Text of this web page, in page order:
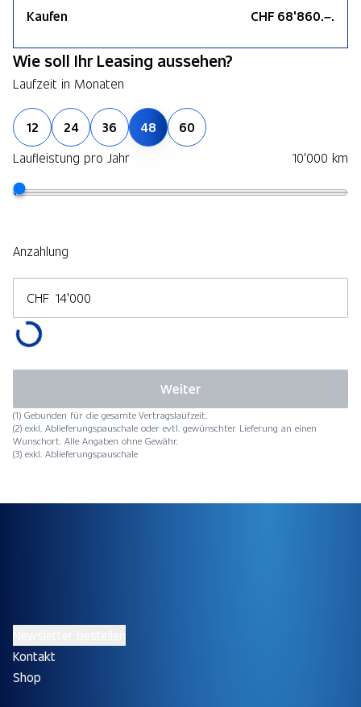
Kaufen CHF 68'860.–.
Wie soll Ihr Leasing aussehen?
Laufzeit in Monaten
12 24 36 48
60
Laufleistung pro Jahr
10'000 km
Anzahlung
CHF
(1) Gebunden für die gesamte Vertragslaufzeit.
(2) exkl. Ablieferungspauschale oder evtl. gewünschter Lieferung an einen
Wunschort. Alle Angaben ohne Gewähr.
(3) exkl. Ablieferungspauschale
Weiter
Kontakt
Shop